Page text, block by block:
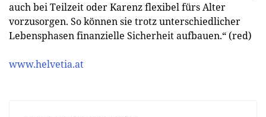
auch bei Teilzeit oder Karenz flexibel fürs Alter
vorzusorgen. So können sie trotz unterschiedlicher
Lebensphasen finanzielle Sicherheit aufbauen.“ (red)
www.helvetia.at